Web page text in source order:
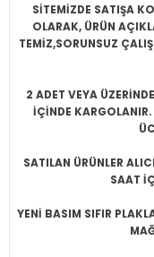
SİTEMİZDE SATIŞA
OLARAK, ÜRÜN
TEMİZ,SORUNSUZ
2 ADET VEYA
İÇİNDE
SATILAN ÜRÜNLER
SAAT
YENİ BASIM SIFIR